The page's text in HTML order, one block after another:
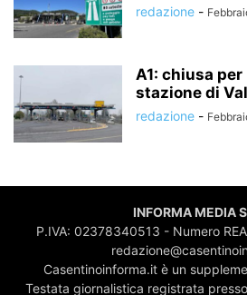
redazione -
A1: chiusa
stazione di
redazione -
INFORMA MEDIA
P.IVA: 02378340513 - Numero
Casentinoinforma.it è un
Testata giornalistica registrata